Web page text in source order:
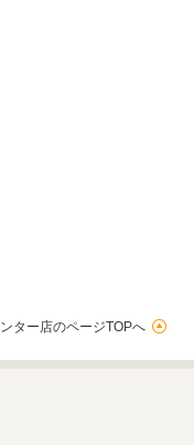
ター店のページTOPへ